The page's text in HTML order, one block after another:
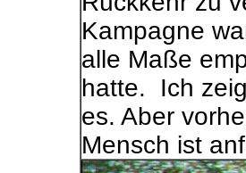
Kampagne
alle Maße
hatte. Ich
es. Aber
Mensch ist